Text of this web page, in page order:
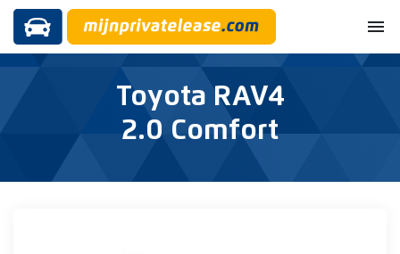
menu
Toyota RAV4
2.0 Comfort